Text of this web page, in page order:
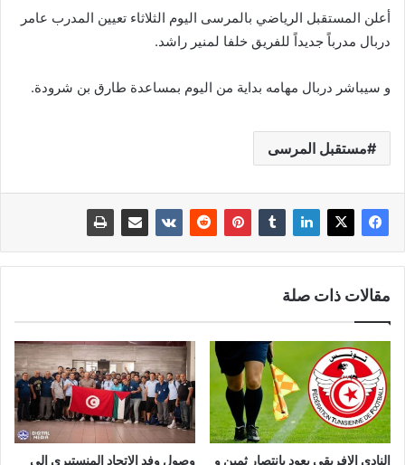
أعلن المستقبل الرياضي بالمرسى اليوم الثلاثاء تعيين المدرب عامر
دربال مدرباً جديداً للفريق خلفا لمنير راشد.
و سيباشر دربال مهامه بداية من اليوم بمساعدة طارق بن شرودة.
مستقبل المرسى
مقالات ذات صلة
النادي الافريقي يعود بإنتصار ثمين و وصول وفد الاتحاد المنستيري إلى